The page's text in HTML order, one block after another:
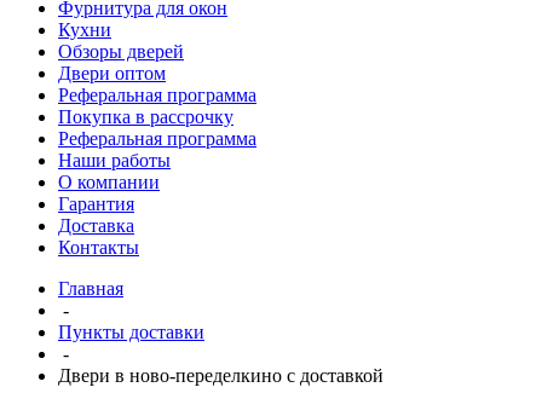
Фурнитура для окон
Кухни
Обзоры дверей
Двери оптом
Реферальная программа
Покупка в рассрочку
Реферальная программа
Наши работы
О компании
Гарантия
Доставка
Контакты
Главная
-
Пункты доставки
-
Двери в ново-переделкино с доставкой